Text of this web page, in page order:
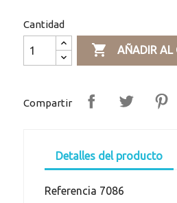
Cantidad
 AÑADIR AL
Compartir
Detalles del producto
Referencia 7086